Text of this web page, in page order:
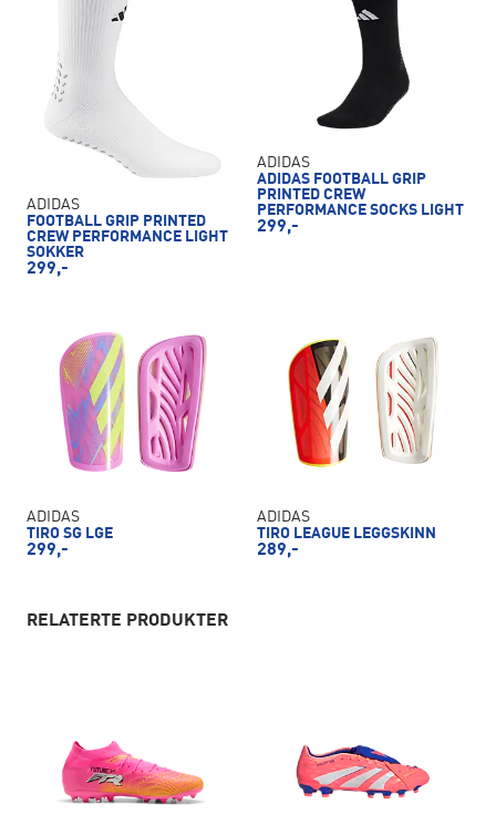
ADIDAS
FOOTBALL GRIP PRINTED
CREW PERFORMANCE LIGHT
SOKKER
299,-
ADIDAS
ADIDAS FOOTBALL GRIP
PRINTED CREW
PERFORMANCE SOCKS LIGHT
299,-
ADIDAS
TIRO SG LGE
299,-
ADIDAS
TIRO LEAGUE LEGGSKINN
289,-
RELATERTE PRODUKTER